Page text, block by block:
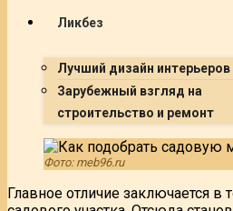
Ликбез
Лучший дизайн интерьеров
Зарубежный взгляд на
строительство и ремонт
Фото: meb96.ru
Главное отличие заключается